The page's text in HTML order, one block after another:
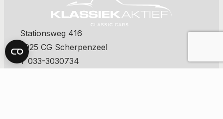
Stationsweg 416
3925 CG Scherpenzeel
T 033-3030734